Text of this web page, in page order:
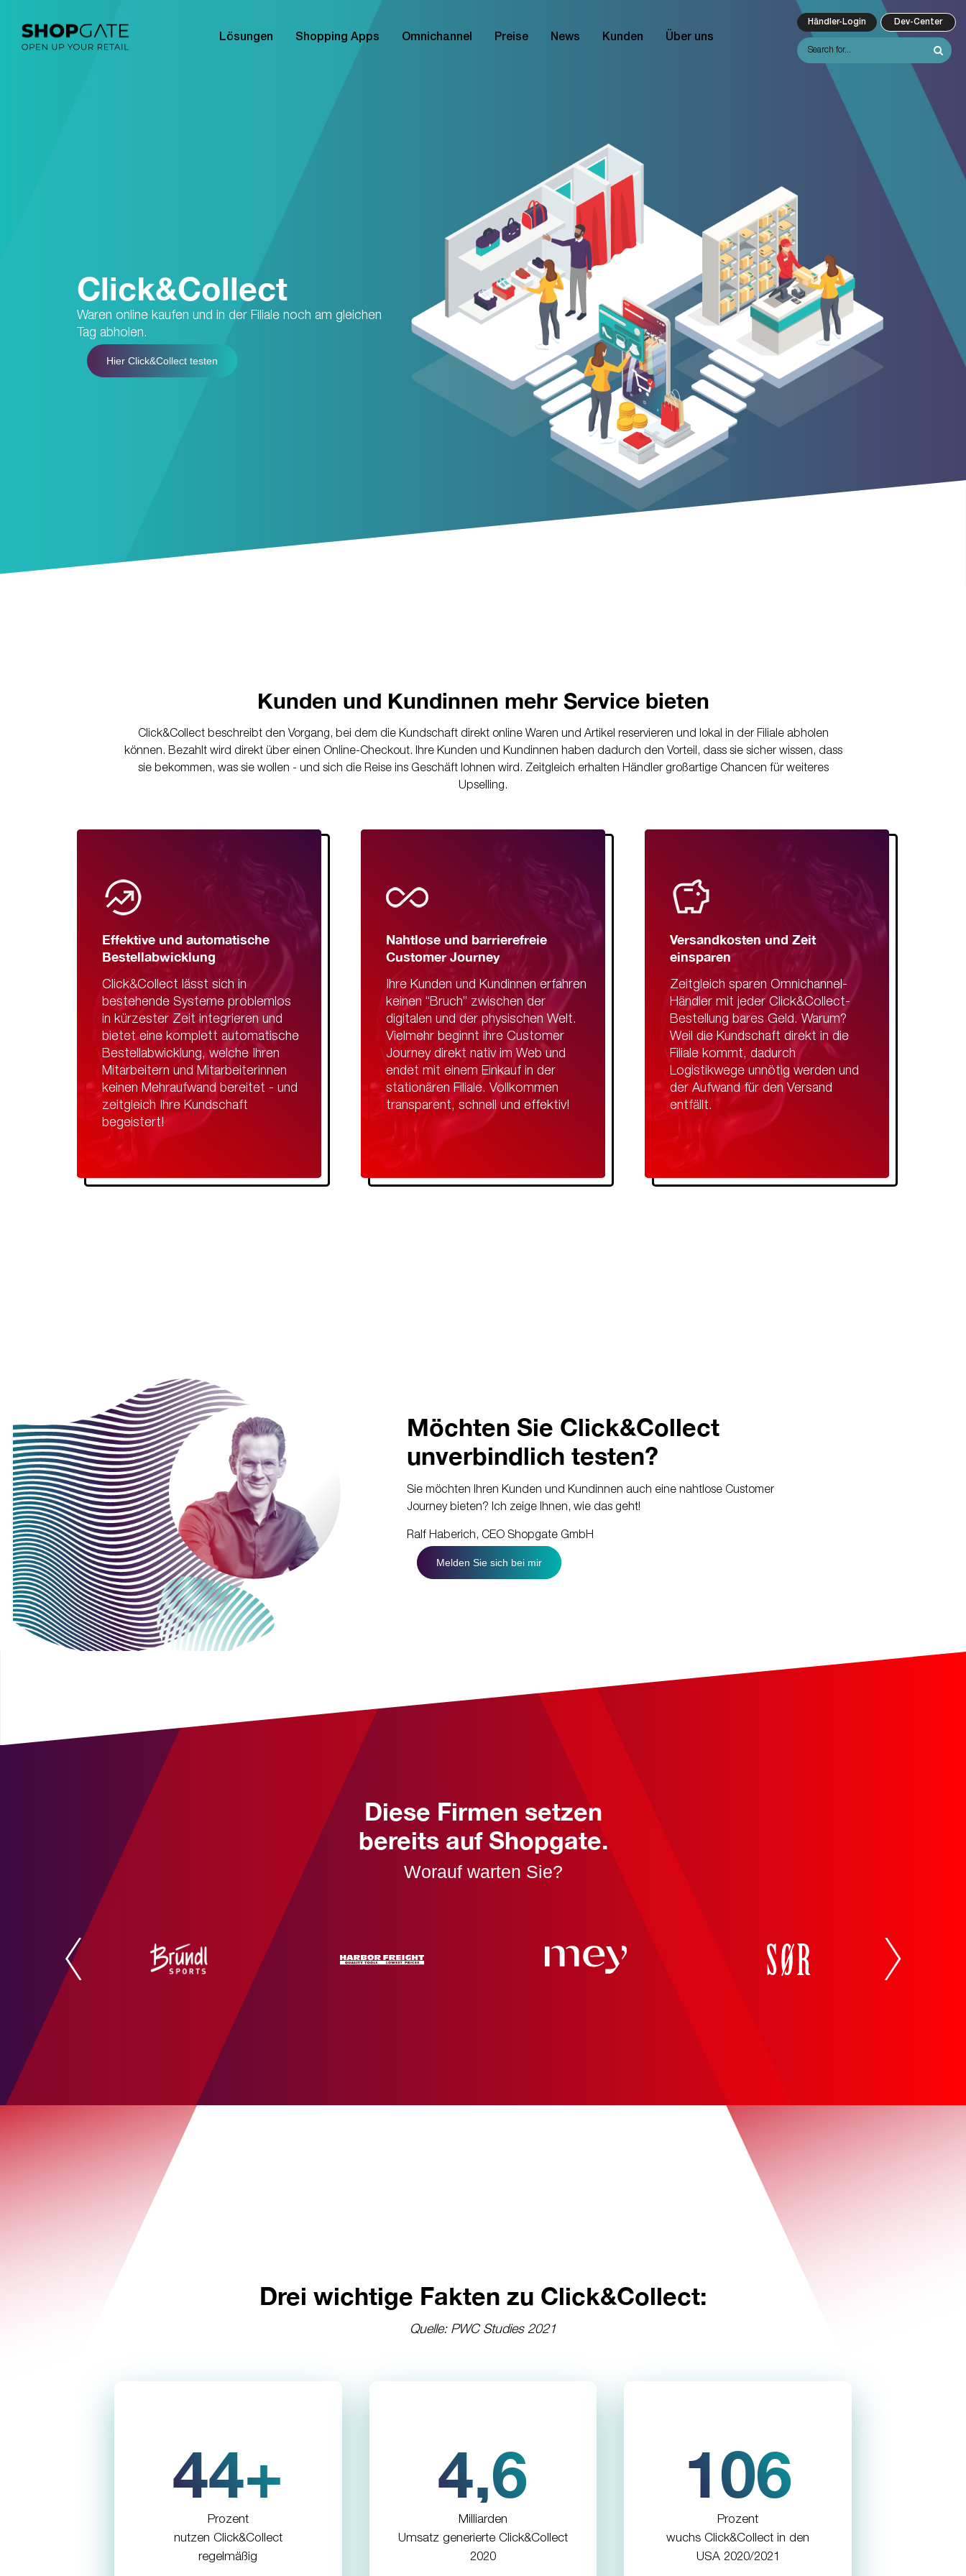
Lösungen Shopping Apps Omnichannel Preise News Kunden Über uns
Händler-Login Dev-Center
Click&Collect
Waren online kaufen und in der Filiale noch am gleichen
Tag abholen.
Hier Click&Collect testen
Kunden und Kundinnen mehr Service bieten
Click&Collect beschreibt den Vorgang, bei dem die Kundschaft direkt online Waren und Artikel reservieren und lokal in der Filiale abholen
können. Bezahlt wird direkt über einen Online-Checkout. Ihre Kunden und Kundinnen haben dadurch den Vorteil, dass sie sicher wissen, dass
sie bekommen, was sie wollen - und sich die Reise ins Geschäft lohnen wird. Zeitgleich erhalten Händler großartige Chancen für weiteres
Upselling.
Effektive und automatische
Bestellabwicklung
Click&Collect lässt sich in
bestehende Systeme problemlos
in kürzester Zeit integrieren und
bietet eine komplett automatische
Bestellabwicklung, welche Ihren
Mitarbeitern und Mitarbeiterinnen
keinen Mehraufwand bereitet - und
zeitgleich Ihre Kundschaft
begeistert!
Nahtlose und barrierefreie
Customer Journey
Ihre Kunden und Kundinnen erfahren
keinen “Bruch” zwischen der
digitalen und der physischen Welt.
Vielmehr beginnt ihre Customer
Journey direkt nativ im Web und
endet mit einem Einkauf in der
stationären Filiale. Vollkommen
transparent, schnell und effektiv!
Versandkosten und Zeit
einsparen
Zeitgleich sparen Omnichannel-
Händler mit jeder Click&Collect-
Bestellung bares Geld. Warum?
Weil die Kundschaft direkt in die
Filiale kommt, dadurch
Logistikwege unnötig werden und
der Aufwand für den Versand
entfällt.
Möchten Sie Click&Collect
unverbindlich testen?
Sie möchten Ihren Kunden und Kundinnen auch eine nahtlose Customer
Journey bieten?
Ich zeige Ihnen, wie das geht!
Ralf Haberich, CEO Shopgate GmbH
Melden Sie sich bei mir
Diese Firmen setzen
bereits auf Shopgate.
Worauf warten Sie?
Drei wichtige Fakten zu Click&Collect:
Quelle: PWC Studies 2021
44+
Prozent
nutzen Click&Collect
regelmäßig
4,6
Milliarden
Umsatz generierte Click&Collect
2020
106
Prozent
wuchs Click&Collect in den
USA 2020/2021